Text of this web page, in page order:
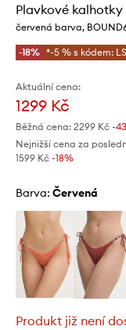
Plavkové kalhotky
červená barva,
-18% *-5 % s kódem:
Aktuální cena:
1299 Kč
Běžná cena: 2299 Kč -
Nejnižší cena za
1599 Kč -18%
Barva: červená
Produkt již není